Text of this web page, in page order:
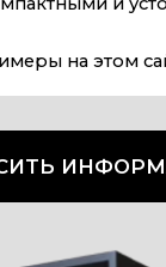
на этом